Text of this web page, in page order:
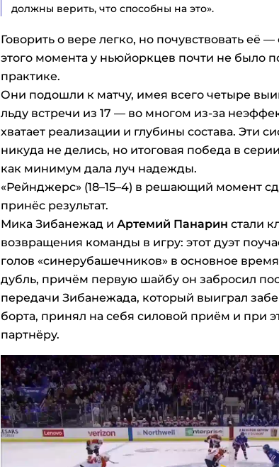
должны верить, что способны на это».
Говорить о вере легко, но почувствовать её
этого момента у ньюйоркцев почти не было
практике.
Они подошли к матчу, имея всего четыре
льду встречи из 17 — во многом из-за
хватает реализации и глубины состава. Эти
никуда не делись, но итоговая победа в
как минимум дала луч надежды.
«Рейнджерс» (18–15–4) в решающий момент
принёс результат.
Мика Зибанежад и Артемий Панарин стали
возвращения команды в игру: этот дуэт
голов «синерубашечников» в основное
дубль, причём первую шайбу он забросил
передачи Зибанежада, который выиграл
борта, принял на себя силовой приём и при
партнёру.